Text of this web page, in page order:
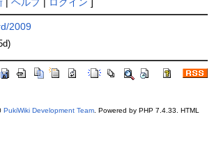
2009
PukiWiki Development Team. Powered by PHP 7.4.33. HTML